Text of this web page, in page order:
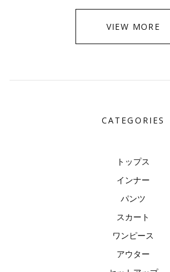
VIEW MORE
CATEGORIES
トップス
インナー
パンツ
スカート
ワンピース
アウター